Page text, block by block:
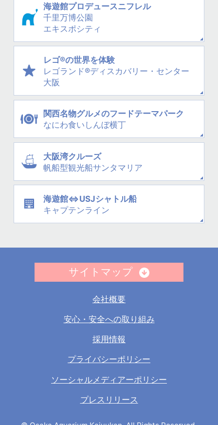
海遊館プロデュースニフレル
千里万博公園
エキスポシティ
レゴ®の世界を体験
レゴランド®ディスカバリー・ センター
大阪
関西名物グルメのフードテーマパーク
なにわ食いしんぼ横丁
大阪湾クルーズ
帆船型観光船サンタマリア
海遊館⇔USJシャトル船
キャプテンライン
サイトマップ
会社概要
安心・安全への取り組み
採用情報
プライバシーポリシー
ソーシャルメディアーポリシー
プレスリリース